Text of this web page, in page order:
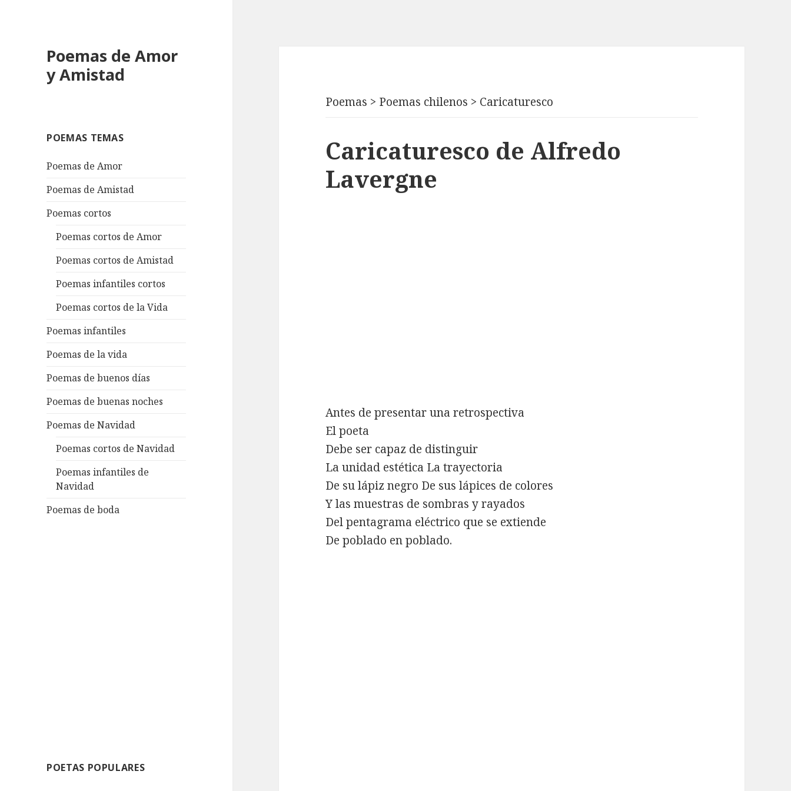
Poemas de Amor
y Amistad
POEMAS TEMAS
Poemas de Amor
Poemas de Amistad
Poemas cortos
Poemas cortos de Amor
Poemas cortos de Amistad
Poemas infantiles cortos
Poemas cortos de la Vida
Poemas infantiles
Poemas de la vida
Poemas de buenos días
Poemas de buenas noches
Poemas de Navidad
Poemas cortos de Navidad
Poemas infantiles de
Navidad
Poemas de boda
POETAS POPULARES
Poemas > Poemas chilenos > Caricaturesco
Caricaturesco de Alfredo
Lavergne
Antes de presentar una retrospectiva
El poeta
Debe ser capaz de distinguir
La unidad estética La trayectoria
De su lápiz negro De sus lápices de colores
Y las muestras de sombras y rayados
Del pentagrama eléctrico que se extiende
De poblado en poblado.